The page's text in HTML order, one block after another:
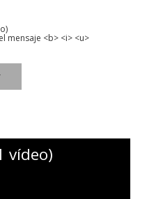
mensaje <b> <i> <u>
vídeo)